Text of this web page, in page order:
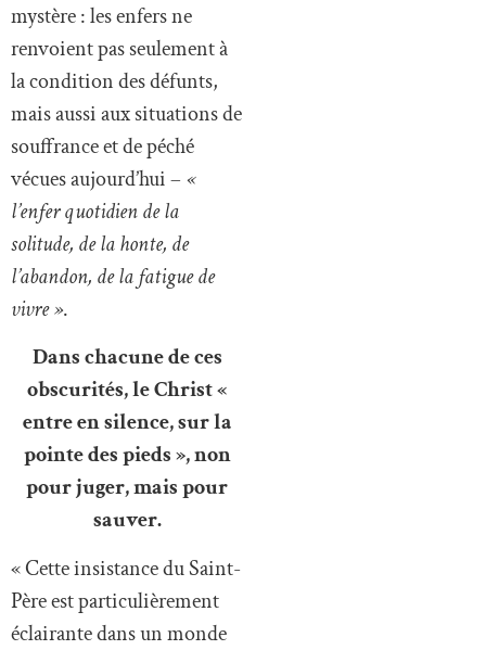
mystère : les enfers ne
renvoient pas seulement à
la condition des défunts,
mais aussi aux situations de
souffrance et de péché
vécues aujourd’hui –«
l’enfer quotidien de la
solitude, de la honte, de
l’abandon, de la fatigue de
vivre ».
Dans chacune de ces
obscurités, le Christ «
entre en silence, sur la
pointe des pieds », non
pour juger, mais pour
sauver.
« Cette insistance du Saint-
Père est particulièrement
éclairante dans un monde